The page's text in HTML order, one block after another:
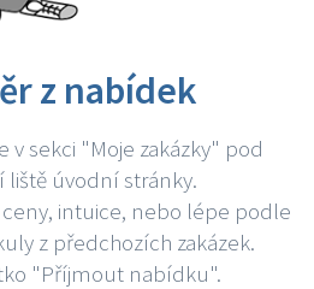
z nabídek
sekci "Moje zakázky" pod
úvodní stránky.
intuice, nebo lépe podle
z předchozích zakázek.
"Příjmout nabídku".